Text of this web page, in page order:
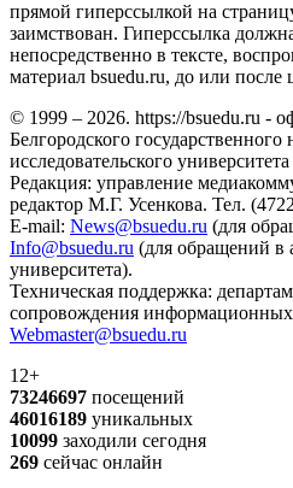
прямой гиперссылкой на
заимствован. Гиперссылка
непосредственно в тексте,
материал bsuedu.ru, до или после
© 1999 – 2026. https://bsuedu.ru -
Белгородского государственного
исследовательского
Редакция: управление
редактор М.Г. Усенкова. Тел.
E-mail: News@bsuedu.ru (для
Info@bsuedu.ru (для обращений в
университета).
Техническая поддержка:
сопровождения информационных
Webmaster@bsuedu.ru
12+
73246697 посещений
46016189 уникальных
10099 заходили сегодня
269 сейчас онлайн